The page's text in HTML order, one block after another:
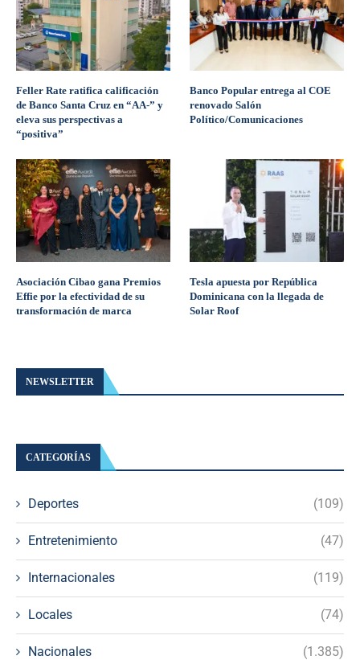
Feller Rate ratifica calificación
de Banco Santa Cruz en “AA-” y
eleva sus perspectivas a
“positiva”
Banco Popular entrega al COE
renovado Salón
Político/Comunicaciones
Asociación Cibao gana Premios
Effie por la efectividad de su
transformación de marca
Tesla apuesta por República
Dominicana con la llegada de
Solar Roof
NEWSLETTER
CATEGORÍAS
Deportes (109)
Entretenimiento (47)
Internacionales (119)
Locales (74)
Nacionales (1.385)